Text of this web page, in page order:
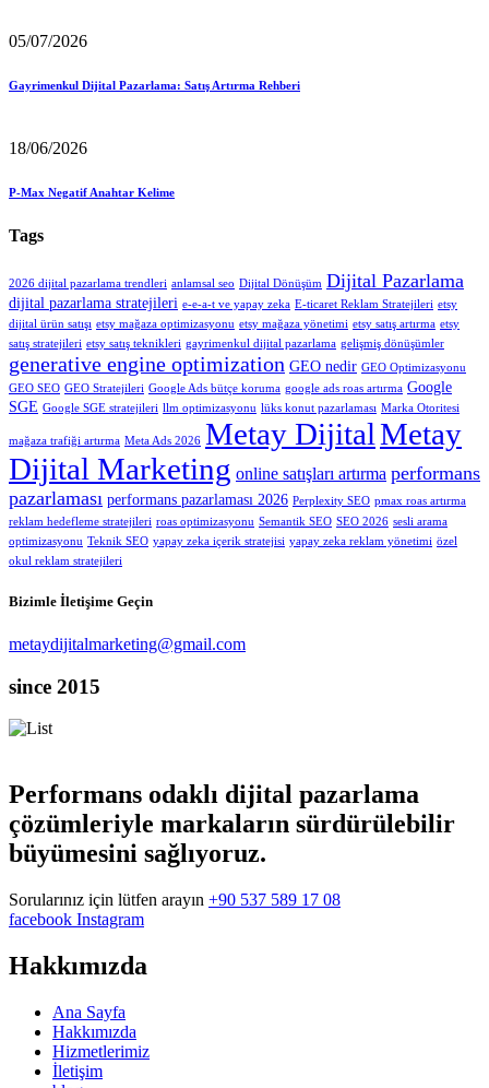
05/07/2026
Gayrimenkul Dijital Pazarlama: Satış Artırma Rehberi
18/06/2026
P-Max Negatif Anahtar Kelime
Tags
2026 dijital pazarlama trendleri anlamsal seo Dijital Dönüşüm Dijital Pazarlama
dijital pazarlama stratejileri e-e-a-t ve yapay zeka E-ticaret Reklam Stratejileri etsy
dijital ürün satışı etsy mağaza optimizasyonu etsy mağaza yönetimi etsy satış artırma etsy
satış stratejileri etsy satış teknikleri gayrimenkul dijital pazarlama gelişmiş dönüşümler
generative engine optimization GEO nedir GEO Optimizasyonu
GEO SEO GEO Stratejileri Google Ads bütçe koruma google ads roas artırma Google
SGE Google SGE stratejileri llm optimizasyonu lüks konut pazarlaması Marka Otoritesi
mağaza trafiği artırma Meta Ads 2026 Metay DijitalMetay
Dijital Marketing online satışları artırma performans
pazarlaması performans pazarlaması 2026 Perplexity SEO pmax roas artırma
reklam hedefleme stratejileri roas optimizasyonu Semantik SEO SEO 2026 sesli arama
optimizasyonu Teknik SEO yapay zeka içerik stratejisi yapay zeka reklam yönetimi özel
okul reklam stratejileri
Bizimle İletişime Geçin
metaydijitalmarketing@gmail.com
since 2015
Performans odaklı dijital pazarlama
çözümleriyle markaların sürdürülebilir
büyümesini sağlıyoruz.
Sorularınız için lütfen arayın +90 537 589 17 08
facebook Instagram
Hakkımızda
Ana Sayfa
Hakkımızda
Hizmetlerimiz
İletişim